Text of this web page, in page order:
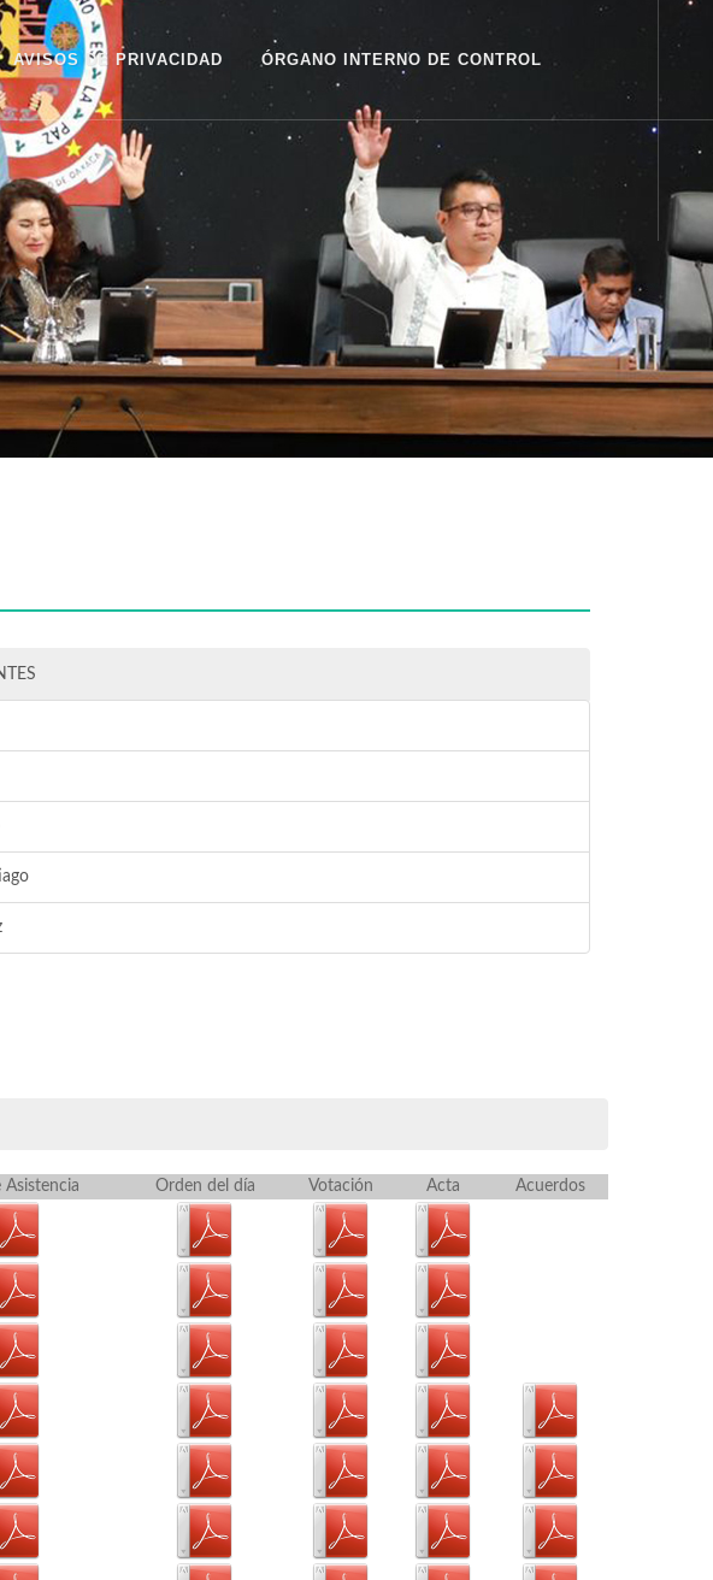
AVISOS DE PRIVACIDAD ÓRGANO INTERNO DE CONTROL
Asistencia Orden del día Votación Acta Acuerdos